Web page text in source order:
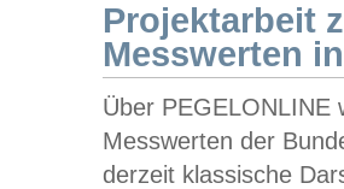
Projektarbeit
Messwerten
Über PEGELONLINE
Messwerten der
derzeit klassische